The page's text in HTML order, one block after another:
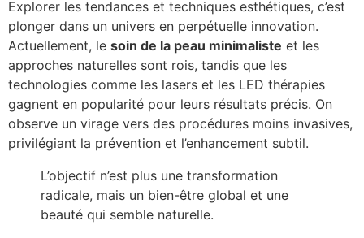
Explorer les tendances et techniques esthétiques, c’est
plonger dans un univers en perpétuelle innovation.
Actuellement, le soin de la peau minimaliste et les
approches naturelles sont rois, tandis que les
technologies comme les lasers et les LED thérapies
gagnent en popularité pour leurs résultats précis. On
observe un virage vers des procédures moins invasives,
privilégiant la prévention et l’enhancement subtil.
L’objectif n’est plus une transformation
radicale, mais un bien-être global et une
beauté qui semble naturelle.